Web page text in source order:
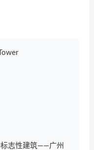
志性建筑——广州